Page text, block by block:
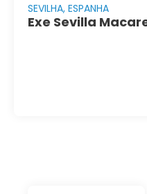
SEVILHA, ESPANHA
Exe Sevilla